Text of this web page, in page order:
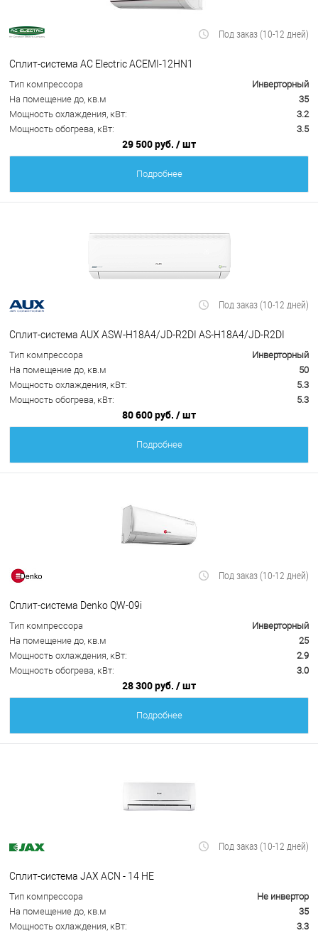
Под заказ (10-12 дней)
Сплит-система AC Electric ACEMI-12HN1
Тип компрессора
Инверторный
На помещение до, кв.м
35
Мощность охлаждения, кВт:
3.2
Мощность обогрева, кВт:
3.5
29 500 руб. / шт
Подробнее
Под заказ (10-12 дней)
Сплит-система AUX ASW-H18A4/JD-R2DI AS-H18A4/JD-R2DI
Тип компрессора
Инверторный
На помещение до, кв.м
50
Мощность охлаждения, кВт:
5.3
Мощность обогрева, кВт:
5.3
80 600 руб. / шт
Подробнее
Под заказ (10-12 дней)
Сплит-система Denko QW-09i
Тип компрессора
Инверторный
На помещение до, кв.м
25
Мощность охлаждения, кВт:
2.9
Мощность обогрева, кВт:
3.0
28 300 руб. / шт
Подробнее
Под заказ (10-12 дней)
Сплит-система JAX ACN - 14 HE
Тип компрессора
Не инвертор
На помещение до, кв.м
35
Мощность охлаждения, кВт:
3.3